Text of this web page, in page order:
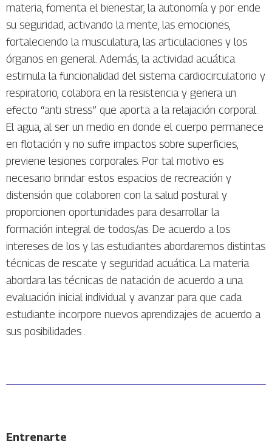
materia, fomenta el bienestar, la autonomía y por ende
su seguridad, activando la mente, las emociones,
fortaleciendo la musculatura, las articulaciones y los
órganos en general. Además, la actividad acuática
estimula la funcionalidad del sistema cardiocirculatorio y
respiratorio, colabora en la resistencia y genera un
efecto “anti stress” que aporta a la relajación corporal.
El agua, al ser un medio en donde el cuerpo permanece
en flotación y no sufre impactos sobre superficies,
previene lesiones corporales. Por tal motivo es
necesario brindar estos espacios de recreación y
distensión que colaboren con la salud postural y
proporcionen oportunidades para desarrollar la
formación integral de todos/as. De acuerdo a los
intereses de los y las estudiantes abordaremos distintas
técnicas de rescate y seguridad acuática. La materia
abordara las técnicas de natación de acuerdo a una
evaluación inicial individual y avanzar para que cada
estudiante incorpore nuevos aprendizajes de acuerdo a
sus posibilidades .
Entrenarte